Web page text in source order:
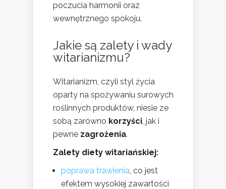
poczucia harmonii oraz
wewnętrznego spokoju.
Jakie są zalety i wady
witarianizmu?
Witarianizm, czyli styl życia
oparty na spożywaniu surowych
roślinnych produktów, niesie ze
sobą zarówno korzyści, jak i
pewne zagrożenia.
Zalety diety witariańskiej:
poprawa trawienia, co jest
efektem wysokiej zawartości